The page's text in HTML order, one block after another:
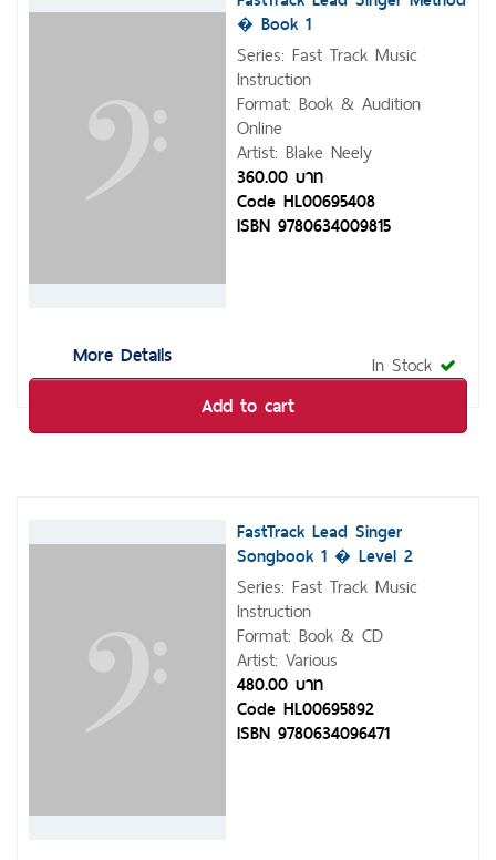
More Details
� Book 1
Series: Fast Track Music
Instruction
Format: Book & Audition
Online
Artist: Blake Neely
360.00 บาท
Code HL00695408
ISBN 9780634009815
In Stock
Add to cart
FastTrack Lead Singer
Songbook 1 � Level 2
Series: Fast Track Music
Instruction
Format: Book & CD
Artist: Various
480.00 บาท
Code HL00695892
ISBN 9780634096471